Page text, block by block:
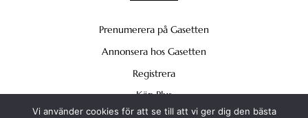
Prenumerera på Gasetten
Annonsera hos Gasetten
Registrera
Köp Plus
Vi använder cookies för att se till att vi ger dig den bästa